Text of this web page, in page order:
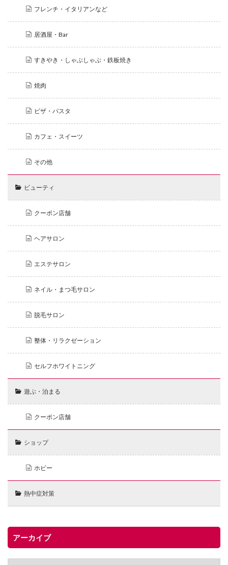
フレンチ・イタリアンなど
居酒屋・Bar
すきやき・しゃぶしゃぶ・鉄板焼き
焼肉
ピザ・パスタ
カフェ・スイーツ
その他
ビューティ
クーポン店舗
ヘアサロン
エステサロン
ネイル・まつ毛サロン
脱毛サロン
整体・リラクゼーション
セルフホワイトニング
遊ぶ・泊まる
クーポン店舗
ショップ
ホビー
熱中症対策
アーカイブ